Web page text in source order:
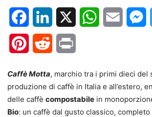
FacebookLinkedIn WhatsApp
Email
PinterestReddit
Caffè Motta, marchio tra i primi dieci del
produzione di caffè in Italia e all’estero,
delle caffè compostabile in
Bio: un caffè dal gusto classico,